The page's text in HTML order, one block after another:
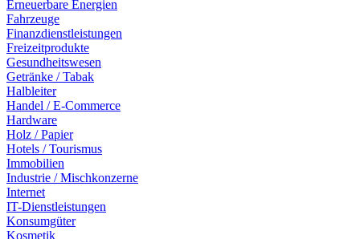
Erneuerbare Energien
Fahrzeuge
Finanzdienstleistungen
Freizeitprodukte
Gesundheitswesen
Getränke / Tabak
Halbleiter
Handel / E-Commerce
Hardware
Holz / Papier
Hotels / Tourismus
Immobilien
Industrie / Mischkonzerne
Internet
IT-Dienstleistungen
Konsumgüter
Kosmetik